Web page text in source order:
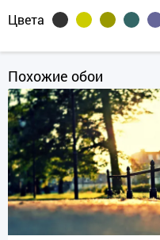
Цвета
Похожие обои